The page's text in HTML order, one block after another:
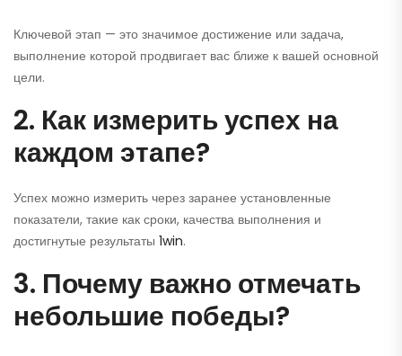
Ключевой этап — это значимое достижение или задача,
выполнение которой продвигает вас ближе к вашей основной
цели.
2. Как измерить успех на
каждом этапе?
Успех можно измерить через заранее установленные
показатели, такие как сроки, качества выполнения и
достигнутые результаты 1win.
3. Почему важно отмечать
небольшие победы?